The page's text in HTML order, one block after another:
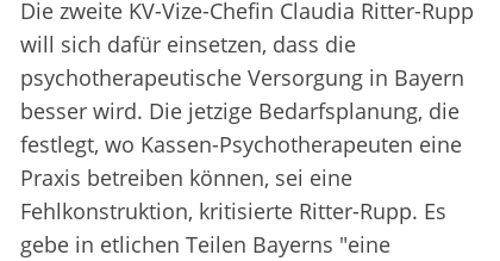
Die zweite KV-Vize-Chefin Claudia Ritter-Rupp
will sich dafür einsetzen, dass die
psychotherapeutische Versorgung in Bayern
besser wird. Die jetzige Bedarfsplanung, die
festlegt, wo Kassen-Psychotherapeuten eine
Praxis betreiben können, sei eine
Fehlkonstruktion, kritisierte Ritter-Rupp. Es
gebe in etlichen Teilen Bayerns "eine